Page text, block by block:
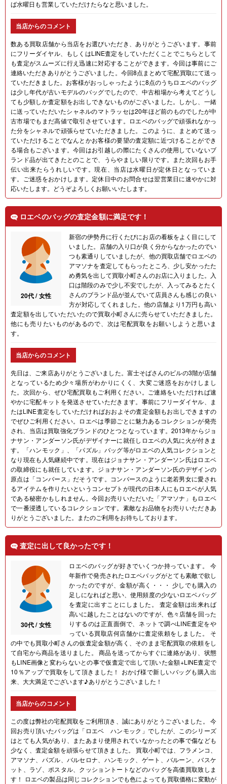
ば水曜日も営業していただけたらなと思いました。
当店からのコメント
数ある買取店舗から当店をお選びいただき、ありがとうございます。事前
にフリーダイヤル、もしくはLINE査定をしていただくことでこちらとして
も査定がスムーズに行え迅速に対応することができます。今回は事前にご
連絡いただきありがとうございました。今回8点まとめて宅配買取にて送っ
ていただきました。お客様がおっしゃったように8点のうちロエベのバッグ
は少し年代が古いモデルのバッグでしたので、中古相場から考えてどうし
ても少額しか査定額をお出しできないものがございました。しかし、一緒
に送っていただいたシャネルのマトラッセは20年ほど前のものでしたが中
古市場でもまだ高値で取引させています。ロエベのバッグで頑張れなかっ
た分をシャネルで頑張らせていただきました。このように、まとめて送っ
ていただけることでなんとかお客様の要望の査定額に近づけることができ
る場合もございます。今回はお引越しの際にたくさんの使用していないブ
ランド品が出てきたとのことで、うらやましい限りです。また次回もお手
伝い出来たらうれしいです。現在、当店は水曜日が定休日となっていま
す。ご迷惑をおかけします。定休日中のお問合せは翌営業日に速やかに対
応いたします。どうぞよろしくお願いいたします。
ロエベのバッグの査定金額に満足です！
20代 / 女性
新宿の伊勢丹に行くたびにお店の看板をよく目にして
いました。店舗の入り口が良く分からなかったのでい
つも素通りしていましたが、他の買取店舗でロエベの
アマソナを査定してもらったところ、少し安かったた
め勇気を出して買取小町さんのお店に入りました。入
口は階段のみで少し不安でしたが、入ってみるとたく
さんのブランド品が並んでいて店員さんも感じの良い
方が対応してくれました。他の店舗より1万円も高い
査定額を出していただいたので買取小町さんに売らせていただきました。
他にも売りたいものがあるので、次は宅配買取をお願いしようと思いま
す。
当店からのコメント
先日は、ご来店ありがとうございました。富士そばさんのビルの3階が店舗
となっているため少々場所がわかりにくく、大変ご迷惑をおかけしまし
た。次回から、ぜひ宅配買取もご利用ください。ご連絡をいただければ速
やかに宅配キットを発送させていただきます。事前にフリーダイヤル、ま
たはLINE査定をしていただければおおよその査定金額もお出しできますの
でぜひご利用ください。ロエベは季節ごとに魅力あるコレクションが発売
され、当店は買取強化ブランドのひとつとなっています。2013年からジョ
ナサン・アンダーソン氏がデザイナーに就任しロエベの人気に火が付きま
す。「ハンモック」、「パズル」バッグ等がロエベの人気コレクションと
なり現在も人気継続中です。現在はジョナサン・アンダーソン氏はロエベ
の取締役にも就任しています。ジョナサン・アンダーソン氏のデザインの
原点は「コンバース」だそうです。コンバースのように老若男女に愛され
るアイテムを作りたいというコンセプトが現代の日本人にもロエベが人気
である秘密かもしれません。今回お売りいただいた「アマソナ」もロエベ
で一番浸透しているコレクションです。素敵なお品物をお売りいただきあ
りがとうございました。またのご利用をお待ちしております。
査定に出して良かったです！
30代 / 女性
ロエベのバッグが好きでいくつか持っています。 今
年新作で発売されたロエベバッグがとても素敵で欲し
かったのですが、金額が高く・・・ 少しでも購入の
足しになればと思い、使用頻度の少ないロエベバッグ
を査定に出すことにしました。 査定金額は出来れば
高いに越したことはないのですが、色々店舗を回った
りするのは正直面倒で、ネットで調べLINE査定をや
っている買取店何店舗かに査定依頼をしました。 そ
の中でも買取小町さんの仮査定金額が高く、そのまま宅配買取の依頼をし
て自宅から商品を送りました。 商品を送ってからすぐに連絡があり、状態
もLINE画像と変わらないとの事で仮査定で出して頂いた金額+LINE査定で
10％アップで買取をして頂きました！ おかげ様で新しいバッグも購入出
来、大大満足でございます♪ありがとうございました！
当店からのコメント
この度は弊社の宅配買取をご利用頂き、誠にありがとうございました。 今
回お売り頂いたバッグは「ロエベ ハンモック」でしたが、このシリーズ
はとても人気があり、またあまり使用されていなかったとの事で傷なども
少なく、査定金額を頑張らせて頂きました。 買取小町では、フラメンコ、
アマソナ、パズル、バルセロナ、ハンモック、ゲート、バルーン、バスケ
ット、ラゾ、ポスタル、クッショントートなどのバッグを高価買取致しま
す！ ロエベの製品は同じコレクションでも色によっても買取価格に変動が